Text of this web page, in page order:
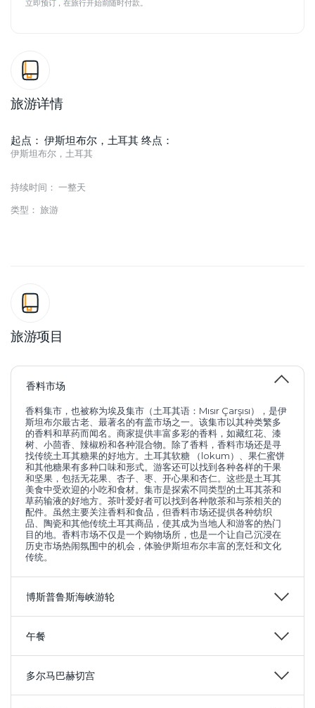
旅游详情
起点： 伊斯坦布尔，土耳其 终点：
伊斯坦布尔，土耳其
持续时间： 一整天
类型： 旅游
旅游项目
香料市场
香料集市，也被称为埃及集市（土耳其语：Mısır Çarşısı），是伊
斯坦布尔最古老、最著名的有盖市场之一。该集市以其种类繁多
的香料和草药而闻名。商家提供丰富多彩的香料，如藏红花、漆
树、小茴香、辣椒粉和各种混合物。除了香料，香料市场还是寻
找传统土耳其糖果的好地方。土耳其软糖 （lokum）、果仁蜜饼
和其他糖果有多种口味和形式。游客还可以找到各种各样的干果
和坚果，包括无花果、杏子、枣、开心果和杏仁。这些是土耳其
美食中受欢迎的小吃和食材。集市是探索不同类型的土耳其茶和
草药输液的好地方。茶叶爱好者可以找到各种散茶和与茶相关的
配件。虽然主要关注香料和食品，但香料市场还提供各种纺织
品、陶瓷和其他传统土耳其商品，使其成为当地人和游客的热门
目的地。香料市场不仅是一个购物场所，也是一个让自己沉浸在
历史市场热闹氛围中的机会，体验伊斯坦布尔丰富的烹饪和文化
传统。
博斯普鲁斯海峡游轮
午餐
多尔马巴赫切宫
立即预订，在旅行开始前随时付款。